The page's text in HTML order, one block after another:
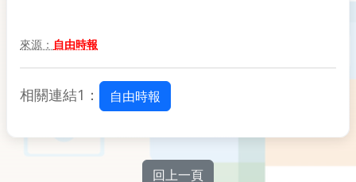
來源： 自由時報
相關連結1： 自由時報
回上一頁